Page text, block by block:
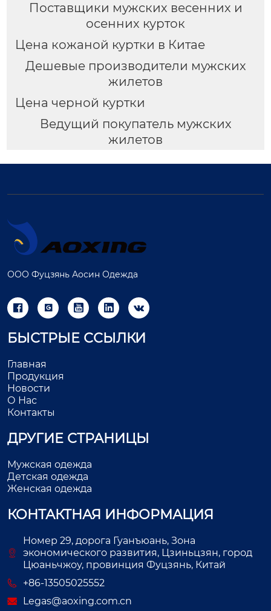
Поставщики мужских весенних и
осенних курток
Цена кожаной куртки в Китае
Дешевые производители мужских
жилетов
Цена черной куртки
Ведущий покупатель мужских
жилетов
ООО Фуцзянь Аосин Одежда
    
БЫСТРЫЕ ССЫЛКИ
Главная
Продукция
Новости
О Нас
Контакты
ДРУГИЕ СТРАНИЦЫ
Мужская одежда
Детская одежда
Женская одежда
КОНТАКТНАЯ ИНФОРМАЦИЯ
Номер 29, дорога Гуанъюань, Зона
экономического развития, Цзиньцзян, город
Цюаньчжоу, провинция Фуцзянь, Китай
+86-13505025552
Legas@aoxing.com.cn